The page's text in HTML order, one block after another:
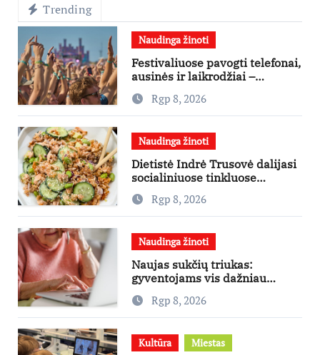
Trending
Naudinga žinoti
Festivaliuose pavogti telefonai,
ausinės ir laikrodžiai –
ekspertai primena apie
didžiausias finansines rizikas
Rgp 8, 2026
Naudinga žinoti
Dietistė Indrė Trusovė dalijasi
socialiniuose tinkluose
išpopuliarėjusiu lašišos salotų
receptuRgp 8, 2026
Naudinga žinoti
Naujas sukčių triukas:
gyventojams vis dažniau
skambina per „Viber“
Rgp 8, 2026
Kultūra Miestas